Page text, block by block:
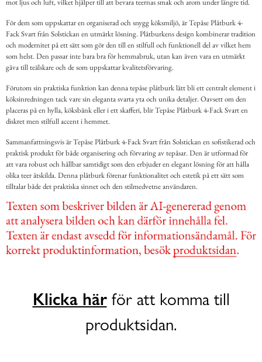
mot ljus och luft, vilket hjälper till att bevara teernas smak och arom under längre tid.
För dem som uppskattar en organiserad och snygg köksmiljö, är Tepåse Plåtburk 4-
Fack Svart från Solstickan en utmärkt lösning. Plåtburkens design kombinerar tradition
och modernitet på ett sätt som gör den till en stilfull och funktionell del av vilket hem
som helst. Den passar inte bara bra för hemmabruk, utan kan även vara en utmärkt
gåva till teälskare och de som uppskattar kvalitetsförvaring.
Förutom sin praktiska funktion kan denna tepåse plåtburk lätt bli ett centralt element i
köksinredningen tack vare sin eleganta svarta yta och unika detaljer. Oavsett om den
placeras på en hylla, köksbänk eller i ett skafferi, blir Tepåse Plåtburk 4-Fack Svart en
diskret men stilfull accent i hemmet.
Sammanfattningsvis är Tepåse Plåtburk 4-Fack Svart från Solstickan en sofistikerad och
praktisk produkt för både organisering och förvaring av tepåsar. Den är utformad för
att vara robust och hållbar samtidigt som den erbjuder en elegant lösning för att hålla
olika teer åtskilda. Denna plåtburk förenar funktionalitet och estetik på ett sätt som
tilltalar både det praktiska sinnet och den stilmedvetne användaren.
Klicka härför att komma till
produktsidan.